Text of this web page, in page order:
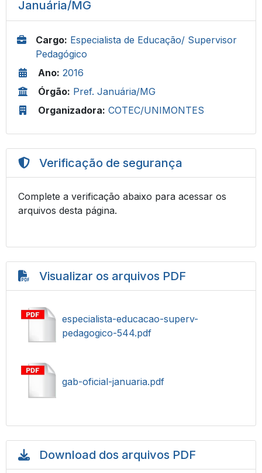
Januária/MG
Cargo: Especialista de Educação/ Supervisor
Pedagógico
Ano: 2016
Órgão: Pref. Januária/MG
Organizadora: COTEC/UNIMONTES
Verificação de segurança
Complete a verificação abaixo para acessar os
arquivos desta página.
Visualizar os arquivos PDF
especialista-educacao-superv-
pedagogico-544.pdf
gab-oficial-januaria.pdf
Download dos arquivos PDF